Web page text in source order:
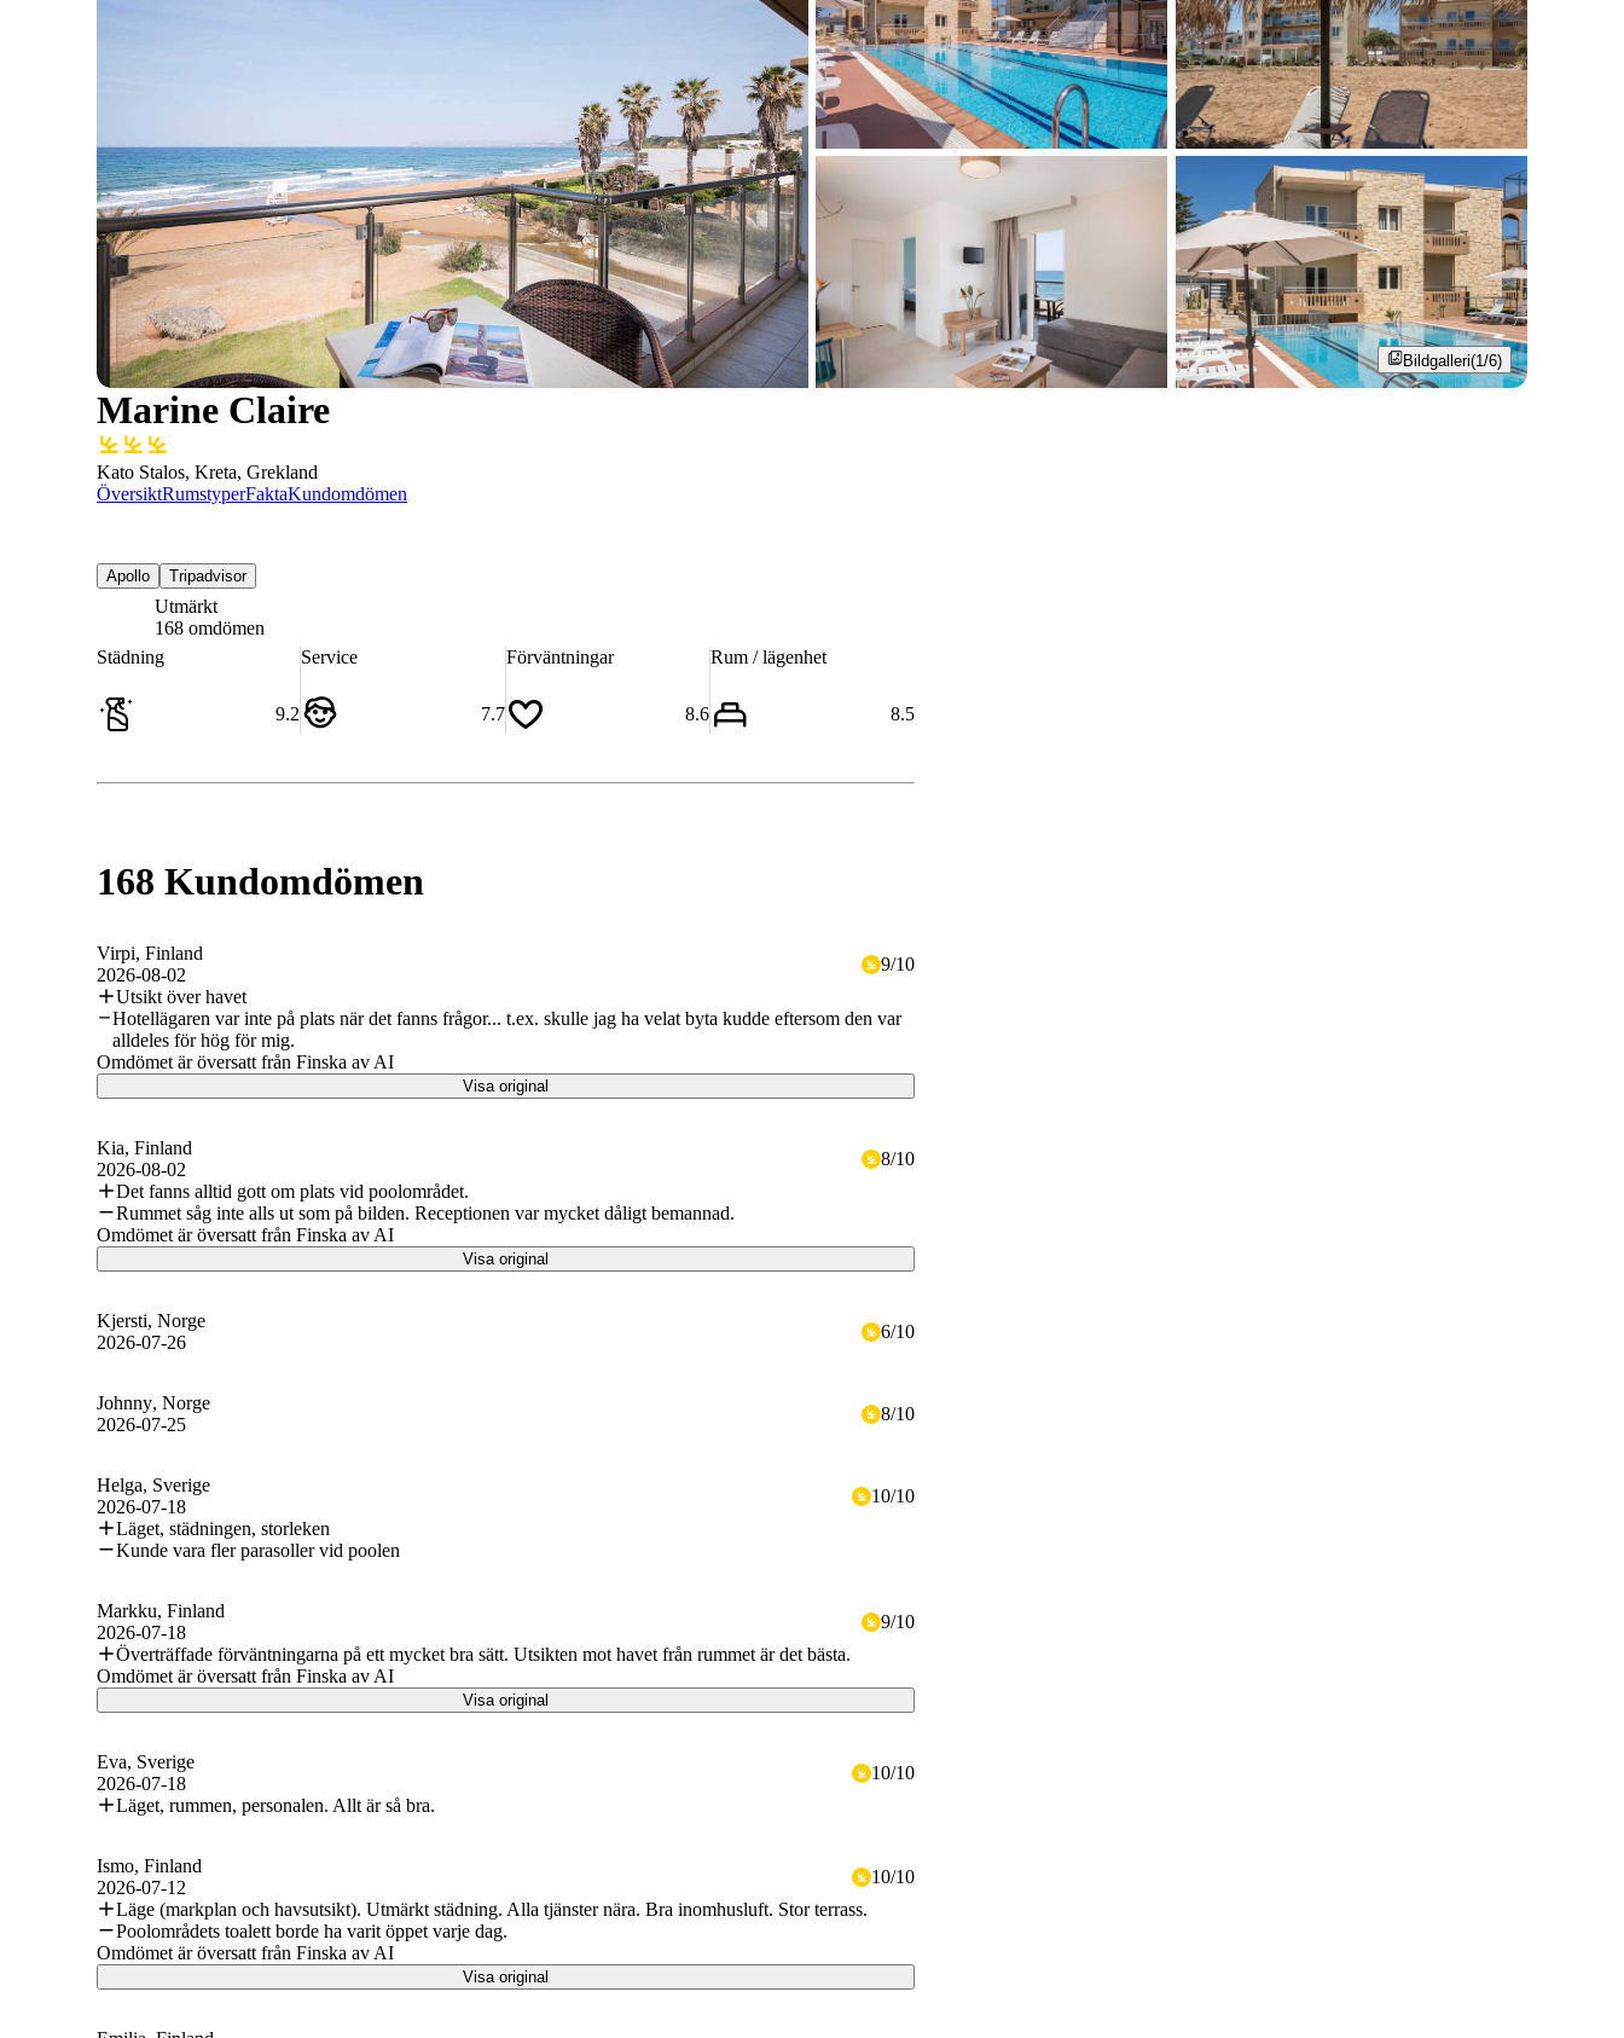
Bildgalleri(1/6)
Marine Claire
Kato Stalos, Kreta, Grekland
ÖversiktRumstyperFaktaKundomdömen
Apollo Tripadvisor
Utmärkt
168 omdömen
Städning
9.2
Service
7.7
Förväntningar
8.6
Rum / lägenhet
8.5
168 Kundomdömen
Virpi, Finland
2026-08-02
9/10
Utsikt över havet
Hotellägaren var inte på plats när det fanns frågor... t.ex. skulle jag ha velat byta kudde eftersom den var
alldeles för hög för mig.
Omdömet är översatt från Finska av AI
Visa original
Kia, Finland
2026-08-02
8/10
Det fanns alltid gott om plats vid poolområdet.
Rummet såg inte alls ut som på bilden. Receptionen var mycket dåligt bemannad.
Omdömet är översatt från Finska av AI
Visa original
Kjersti, Norge
2026-07-26
6/10
Johnny, Norge
2026-07-25
8/10
Helga, Sverige
2026-07-18
10/10
Läget, städningen, storleken
Kunde vara fler parasoller vid poolen
Markku, Finland
2026-07-18
9/10
Överträffade förväntningarna på ett mycket bra sätt. Utsikten mot havet från rummet är det bästa.
Omdömet är översatt från Finska av AI
Visa original
Eva, Sverige
2026-07-18
10/10
Läget, rummen, personalen. Allt är så bra.
Ismo, Finland
2026-07-12
10/10
Läge (markplan och havsutsikt). Utmärkt städning. Alla tjänster nära. Bra inomhusluft. Stor terrass.
Poolområdets toalett borde ha varit öppet varje dag.
Omdömet är översatt från Finska av AI
Visa original